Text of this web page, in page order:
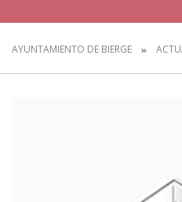
AYUNTAMIENTO DE BIERGE